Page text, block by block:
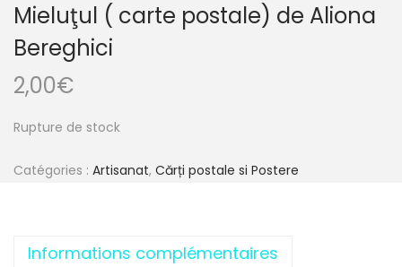
Mieluţul ( carte postale) de Aliona
Bereghici
2,00€
Rupture de stock
Catégories : Artisanat, Cărți postale si Postere
Informations complémentaires